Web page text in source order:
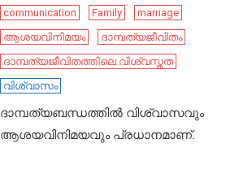
communication Family
marriage
ആശയവിനിമയം
ദാമ്പത്യജീവിതം
ദാമ്പത്യജീവിതത്തിലെ വിശ്വസ്തത
വിശ്വാസം
ദാമ്പത്യബന്ധത്തിൽ വിശ്വാസവും
ആശയവിനിമയവും പ്രധാനമാണ്.